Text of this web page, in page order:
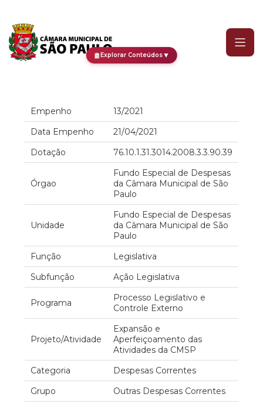
Explorar Conteúdos▼
Empenho
13/2021
Data Empenho
21/04/2021
Dotação
76.10.1.31.3014.2008.3.3.90.39
Órgao
Fundo Especial de Despesas
da Câmara Municipal de São
Paulo
Unidade
Fundo Especial de Despesas
da Câmara Municipal de São
Paulo
Função
Legislativa
Subfunção
Ação Legislativa
Programa
Processo Legislativo e
Controle Externo
Projeto/Atividade
Expansão e
Aperfeiçoamento das
Atividades da CMSP
Categoria
Despesas Correntes
Grupo
Outras Despesas Correntes